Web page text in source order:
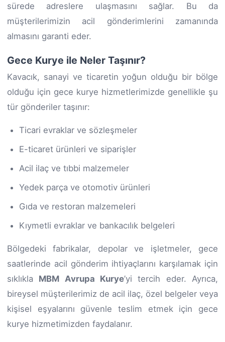
sürede adreslere ulaşmasını sağlar. Bu da
müşterilerimizin acil gönderimlerini zamanında
almasını garanti eder.
Gece Kurye ile Neler Taşınır?
Kavacık, sanayi ve ticaretin yoğun olduğu bir bölge
olduğu için gece kurye hizmetlerimizde genellikle şu
tür gönderiler taşınır:
Ticari evraklar ve sözleşmeler
E-ticaret ürünleri ve siparişler
Acil ilaç ve tıbbi malzemeler
Yedek parça ve otomotiv ürünleri
Gıda ve restoran malzemeleri
Kıymetli evraklar ve bankacılık belgeleri
Bölgedeki fabrikalar, depolar ve işletmeler, gece
saatlerinde acil gönderim ihtiyaçlarını karşılamak için
sıklıkla MBM Avrupa Kurye’yi tercih eder. Ayrıca,
bireysel müşterilerimiz de acil ilaç, özel belgeler veya
kişisel eşyalarını güvenle teslim etmek için gece
kurye hizmetimizden faydalanır.